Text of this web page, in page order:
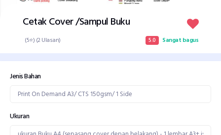
Cetak Cover /Sampul Buku
(5⭐) (2 Ulasan) 5.0 Sangat bagus
Jenis Bahan
Ukuran